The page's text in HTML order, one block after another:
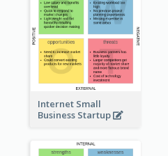
Internet Small
Business Startup